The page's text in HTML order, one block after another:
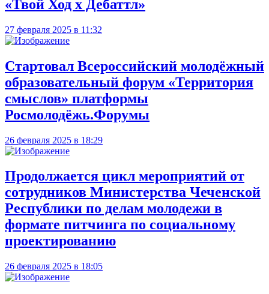
«Твой Ход х Дебаттл»
27 февраля 2025 в 11:32
Стартовал Всероссийский молодёжный
образовательный форум «Территория
смыслов» платформы
Росмолодёжь.Форумы
26 февраля 2025 в 18:29
Продолжается цикл мероприятий от
сотрудников Министерства Чеченской
Республики по делам молодежи в
формате питчинга по социальному
проектированию
26 февраля 2025 в 18:05